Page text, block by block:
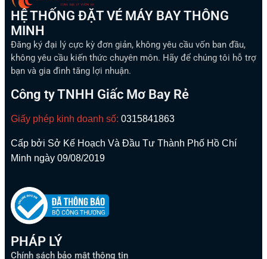
HỆ THỐNG ĐẶT VÉ MÁY BAY THÔNG
MINH
Đăng ký đại lý cực kỳ đơn giản, không yêu cầu vốn ban đầu,
không yêu cầu kiến thức chuyên môn. Hãy để chúng tôi hỗ trợ
bạn và gia đình tăng lợi nhuận.
Công ty TNHH Giấc Mơ Bay Rẻ
Giấy phép kinh doanh số: 0315841863
Cấp bởi Sở Kế Hoạch Và Đầu Tư Thành Phố Hồ Chí
Minh ngày 09/08/2019
PHÁP LÝ
Chính sách bảo mật thông tin